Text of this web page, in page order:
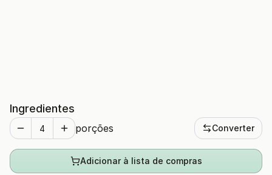
Ingredientes
porções Converter
Adicionar à lista de compras